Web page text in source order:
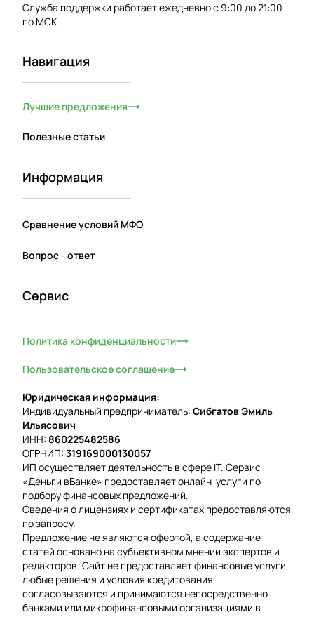
Служба поддержки работает ежедневно с 9:00 до 21:00
по МСК
Навигация
Лучшие предложения
Полезные статьи
Информация
Сравнение условий МФО
Вопрос - ответ
Сервис
Политика конфиденциальности
Пользовательское соглашение
Юридическая информация:
Индивидуальный предприниматель: Сибгатов Эмиль
Ильясович
ИНН: 860225482586
ОГРНИП: 319169000130057
ИП осуществляет деятельность в сфере IT. Сервис
«Деньги вБанке» предоставляет онлайн-услуги по
подбору финансовых предложений.
Сведения о лицензиях и сертификатах предоставляются
по запросу.
Предложение не являются офертой, а содержание
статей основано на субъективном мнении экспертов и
редакторов. Сайт не предоставляет финансовые услуги,
любые решения и условия кредитования
согласовываются и принимаются непосредственно
банками или микрофинансовыми организациями в